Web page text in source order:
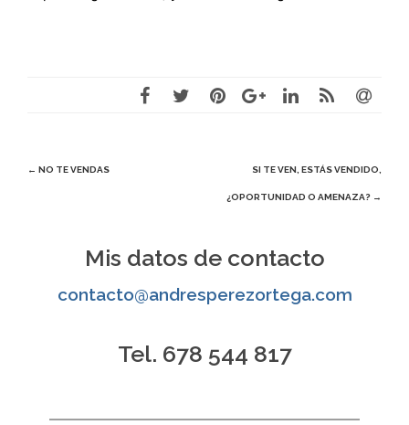
Navegación
← NO TE VENDAS SI TE VEN, ESTÁS VENDIDO,
¿OPORTUNIDAD O AMENAZA? →
Mis datos de contacto
contacto@andresperezortega.com
Tel. 678 544 817